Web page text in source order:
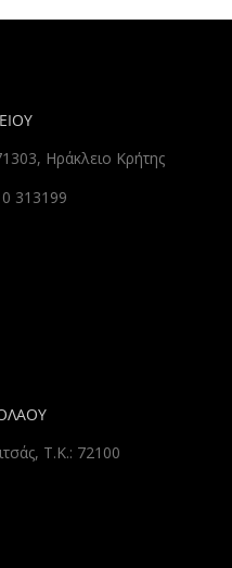
Ηράκλειο Κρήτης
313199
Τ.Κ.: 72100